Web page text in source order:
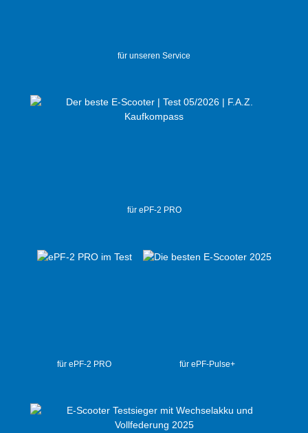
für unseren Service
für ePF-2 PRO
für ePF-2 PRO für ePF-Pulse+